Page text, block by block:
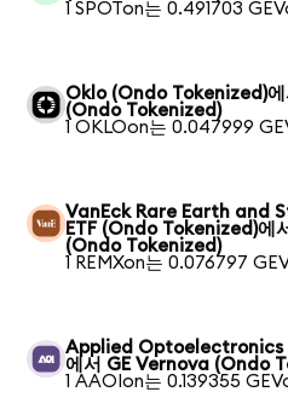
1 SPOTon는 0.491703
Oklo (Ondo Tokenized)
(Ondo Tokenized)
1 OKLOon는 0.047999
VanEck Rare Earth and
ETF (Ondo Tokenized)에
(Ondo Tokenized)
1 REMXon는 0.076797
Applied Optoelectronics
에서 GE Vernova (Ondo
1 AAOIon는 0.139355